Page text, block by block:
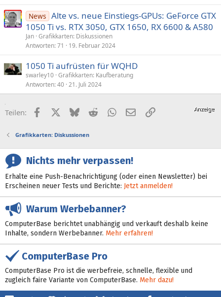
News Alte vs. neue Einstiegs-GPUs: GeForce GTX
1050 Ti vs. RTX 3050, GTX 1650, RX 6600 & A580
Jan Grafikkarten: Diskussionen
Antworten 71 19. Februar 2024
1050 Ti aufrüsten für WQHD
swarley10 Grafikkarten: Kaufberatung
Antworten 40 21. Juli 2024
Teilen: FacebookX (Twitter)
BlueskyRedditWhatsApp
E-MailLink
Grafikkarten: Diskussionen
Nichts mehr verpassen!
Erhalte eine Push-Benachrichtigung (oder einen Newsletter) bei
Erscheinen neuer Tests und Berichte: Jetzt anmelden!
Warum Werbebanner?
ComputerBase berichtet unabhängig und verkauft deshalb keine
Inhalte, sondern Werbebanner. Mehr erfahren!
ComputerBase Pro
ComputerBase Pro ist die werbefreie, schnelle, flexible und
zugleich faire Variante von ComputerBase. Mehr dazu!